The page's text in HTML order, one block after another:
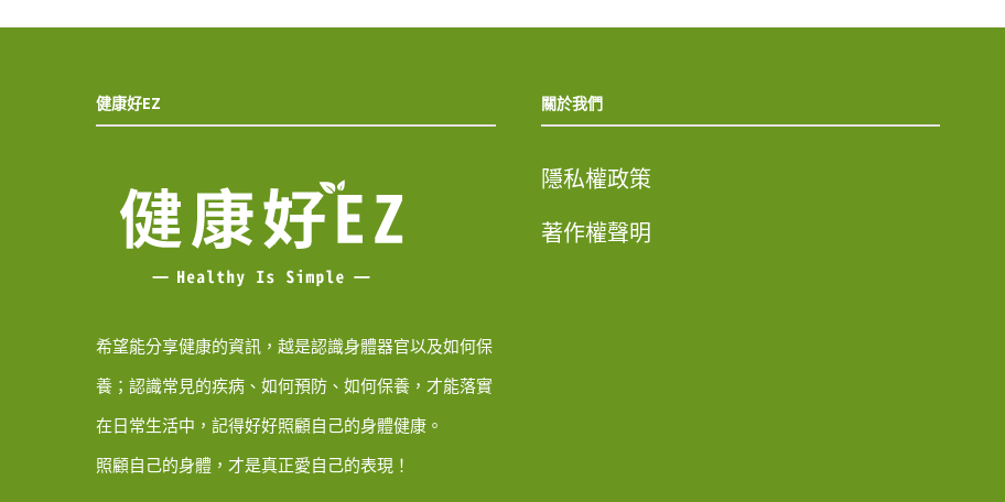
健康好EZ
希望能分享健康的資訊，越是認識身體器官以及如何保
養；認識常見的疾病、如何預防、如何保養，才能落實
在日常生活中，記得好好照顧自己的身體健康。
照顧自己的身體，才是真正愛自己的表現！
關於我們
隱私權政策
著作權聲明